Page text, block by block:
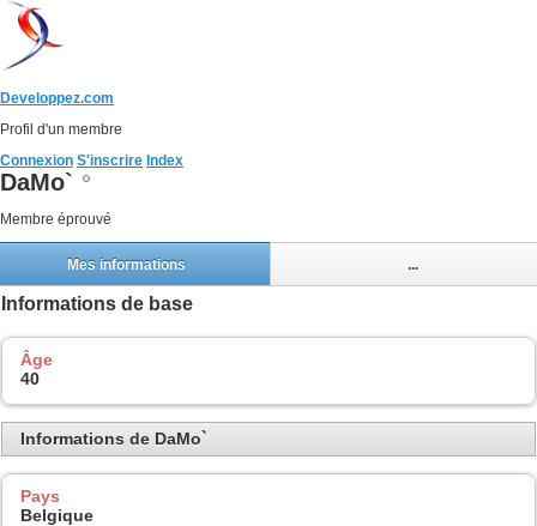
Developpez.com
Profil d'un membre
Connexion S'inscrire Index
DaMo`
Membre éprouvé
Mes informations ...
Informations de base
Âge
40
Informations de DaMo`
Pays
Belgique